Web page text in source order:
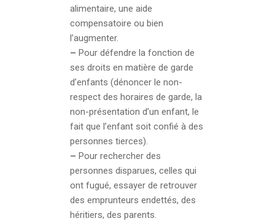
alimentaire, une aide
compensatoire ou bien
l’augmenter.
– Pour défendre la fonction de
ses droits en matière de garde
d’enfants (dénoncer le non-
respect des horaires de garde, la
non-présentation d’un enfant, le
fait que l’enfant soit confié à des
personnes tierces).
– Pour rechercher des
personnes disparues, celles qui
ont fugué, essayer de retrouver
des emprunteurs endettés, des
héritiers, des parents.